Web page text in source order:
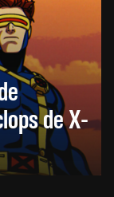
de X-